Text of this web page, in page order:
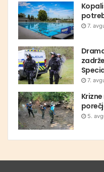
7.
7.
5.